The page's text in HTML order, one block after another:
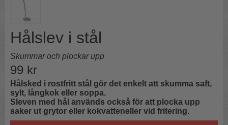
Hålslev i stål
Skummar och plockar upp
99 kr
Hålsked i rostfritt stål gör det enkelt att skumma saft,
sylt, långkok eller soppa.
Sleven med hål används också för att plocka upp
saker ut grytor eller kokvatteneller vid fritering.